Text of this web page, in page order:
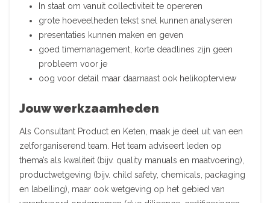
In staat om vanuit collectiviteit te opereren
grote hoeveelheden tekst snel kunnen analyseren
presentaties kunnen maken en geven
goed timemanagement, korte deadlines zijn geen
probleem voor je
oog voor detail maar daarnaast ook helikopterview
Jouw werkzaamheden
Als Consultant Product en Keten, maak je deel uit van een
zelforganiserend team. Het team adviseert leden op
thema’s als kwaliteit (bijv. quality manuals en maatvoering),
productwetgeving (bijv. child safety, chemicals, packaging
en labelling), maar ook wetgeving op het gebied van